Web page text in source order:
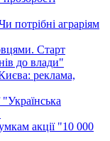
потрібні аграріям
Старт
до влади"
реклама,
"Українська
акції "10 000